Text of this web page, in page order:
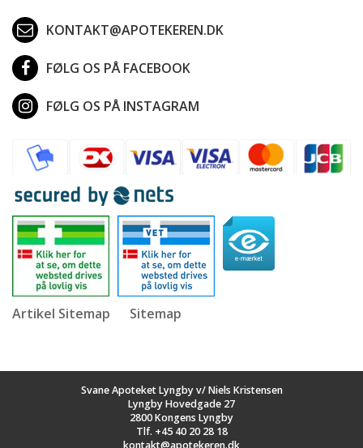
KONTAKT@APOTEKEREN.DK
FØLG OS PÅ FACEBOOK
FØLG OS PÅ INSTAGRAM
Artikel Sitemap Sitemap
Svane Apoteket Lyngby v/ Niels Kristensen
Lyngby Hovedgade 27
2800 Kongens Lyngby
Tlf. +45 40 20 28 18
kontakt@apotekeren.dk